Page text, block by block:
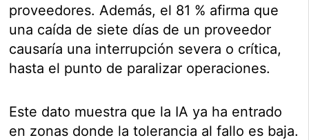
proveedores. Además, el 81 % afirma que
una caída de siete días de un proveedor
causaría una interrupción severa o crítica,
hasta el punto de paralizar operaciones.
Este dato muestra que la IA ya ha entrado
en zonas donde la tolerancia al fallo es baja.